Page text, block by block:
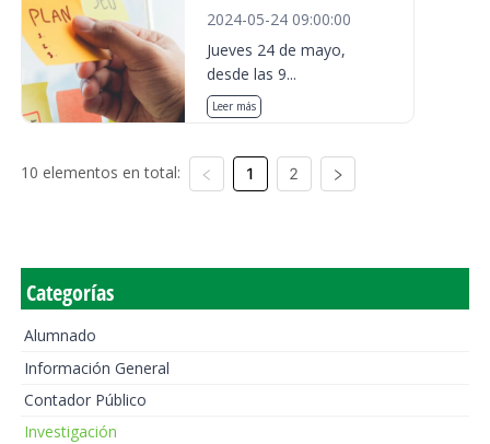
2024-05-24 09:00:00
Jueves 24 de mayo,
desde las 9...
Leer más
10 elementos en total: 1 2
Categorías
Alumnado
Información General
Contador Público
Investigación